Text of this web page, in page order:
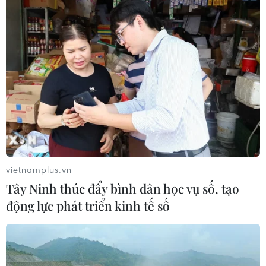
hụt viện trợ
05/08/2026 06:41
Tổng thống Hàn Quốc nhấn mạnh
duy trì hòa bình trên bán đảo Triều
Tiên
05/08/2026 05:58
Nhật Bản thúc đẩy phát triển lò phản
05/08/2026 04:59
đồng yen nhằm ổn định kinh tế châu
Á
vietnamplus.vn
Tây Ninh thúc đẩy bình dân học vụ số, tạo
động lực phát triển kinh tế số